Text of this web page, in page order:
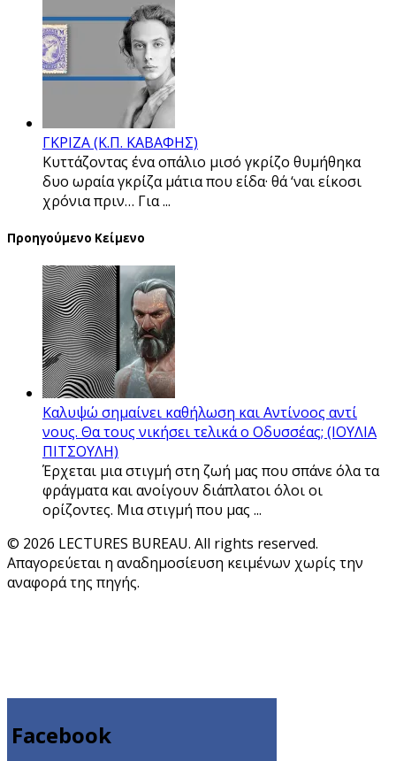
ΓΚΡΙΖΑ (Κ.Π. ΚΑΒΑΦΗΣ)
Κυττάζοντας ένα οπάλιο μισό γκρίζο θυμήθηκα
δυο ωραία γκρίζα μάτια που είδα· θά ‘ναι είκοσι
χρόνια πριν… Για ...
Προηγούμενο Κείμενο
Καλυψώ σημαίνει καθήλωση και Αντίνοος αντί
νους. Θα τους νικήσει τελικά ο Οδυσσέας; (ΙΟΥΛΙΑ
ΠΙΤΣΟΥΛΗ)
Έρχεται μια στιγμή στη ζωή μας που σπάνε όλα τα
φράγματα και ανοίγουν διάπλατοι όλοι οι
ορίζοντες. Μια στιγμή που μας ...
© 2026 LECTURES BUREAU. All rights reserved.
Απαγορεύεται η αναδημοσίευση κειμένων χωρίς την
αναφορά της πηγής.
Facebook